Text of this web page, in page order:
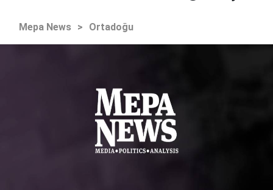
Mepa News > Ortadoğu